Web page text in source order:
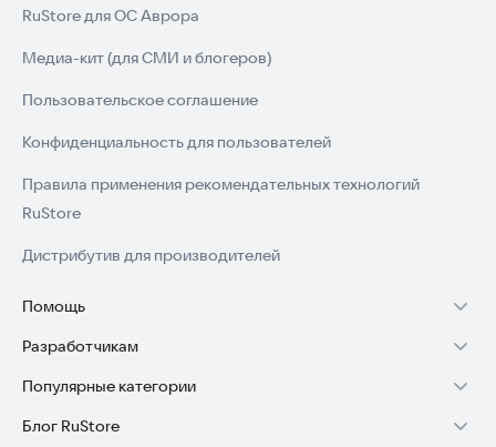
RuStore для ОС Аврора
Медиа-кит (для СМИ и блогеров)
Пользовательское соглашение
Конфиденциальность для пользователей
Правила применения рекомендательных технологий
RuStore
Дистрибутив для производителей
Помощь
Установка RuStore на TV
Установка RuStore на телефон
Установка RuStore в машину
Разработчикам
Зарабатывать с RuStore
Стать разработчиком
Популярные категории
Игры для Android
Блог RuStore